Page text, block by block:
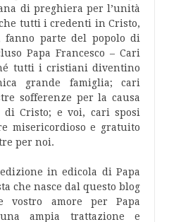
di preghiera per l’unità
tutti i credenti in Cristo,
fanno parte del popolo di
Papa Francesco – Cari
tutti i cristiani diventino
grande famiglia; cari
sofferenze per la causa
di Cristo; e voi, cari sposi
misericordioso e gratuito
per noi.
in edicola di Papa
che nasce dal questo blog
amore per Papa
ampia trattazione e